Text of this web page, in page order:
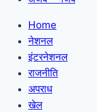
Home
नेशनल
इंटरनेशनल
राजनीति
अपराध
खेल